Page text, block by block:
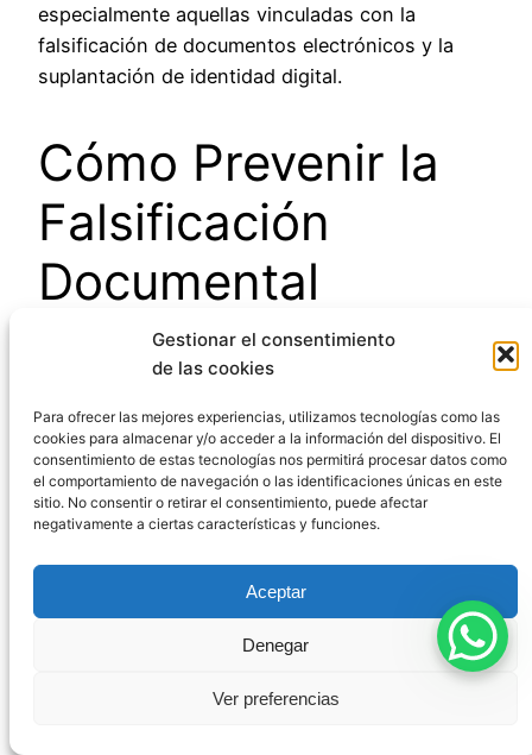
Gestionar el consentimiento
de las cookies
Para ofrecer las mejores experiencias, utilizamos tecnologías como las
cookies para almacenar y/o acceder a la información del dispositivo. El
consentimiento de estas tecnologías nos permitirá procesar datos como
el comportamiento de navegación o las identificaciones únicas en este
sitio. No consentir o retirar el consentimiento, puede afectar
negativamente a ciertas características y funciones.
Aceptar
Denegar
Ver preferencias
especialmente aquellas vinculadas con la
falsificación de documentos electrónicos y la
suplantación de identidad digital.
Cómo Prevenir la
Falsificación
Documental
La prevención de lafalsificación documental
protección del tráfico jurídico. Entre las medidas
preventivas más efectivas destacan:
Implementación de medidas de seguridad
tintas especiales, códigos QR, etc.).
Uso de certificados digitales y firmas
en las comunicaciones
Verificación de la autenticidad